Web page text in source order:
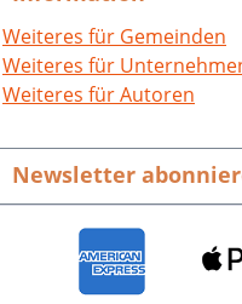
Weiteres für Gemeinden
Weiteres für
Weiteres für Autoren
Newsletter